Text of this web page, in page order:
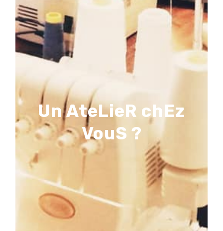
Un AteLieR chEz
VouS ?
Envie de vous retrouver entre copines ou entre
collègues pour un atelier couture à thème?
Organisez un atelier chez vous!
infos et conditions